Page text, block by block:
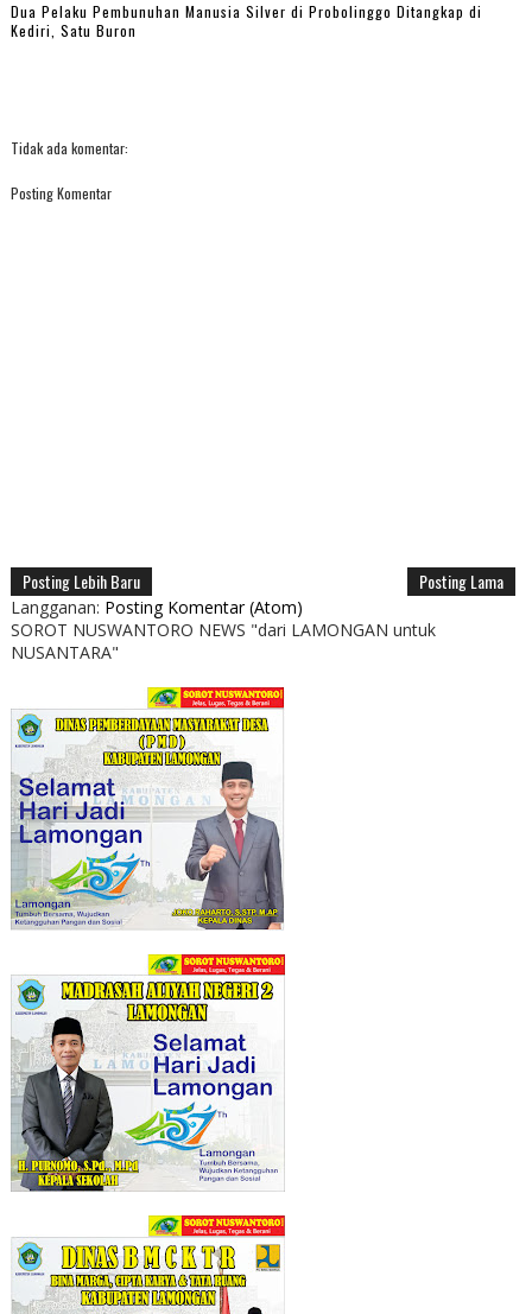
Dua Pelaku Pembunuhan Manusia Silver di Probolinggo Ditangkap di
Kediri, Satu Buron
Tidak ada komentar:
Posting Komentar
Posting Lebih Baru Posting Lama
Langganan: Posting Komentar (Atom)
SOROT NUSWANTORO NEWS "dari LAMONGAN untuk
NUSANTARA"